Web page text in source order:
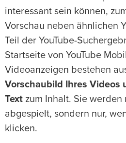
interessant sein können,
Vorschau neben ähnlichen
Teil der YouTube-
Startseite von YouTube
Videoanzeigen bestehen
Vorschaubild Ihres Videos
Text zum Inhalt. Sie werden
abgespielt, sondern nur,
klicken.